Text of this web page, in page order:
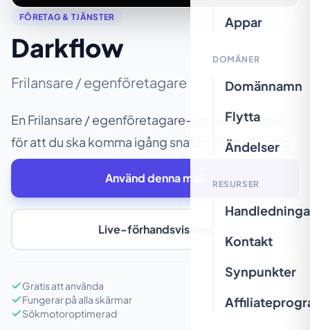
Appar
DOMÄNER
Domännamn
Flytta
Ändelser
RESURSER
Kontakt
Synpunkter
FÖRETAG & TJÄNSTER
Darkflow
Frilansare / egenföretagare
En Frilansare / egenföretagare-layout utformad
för att du ska komma igång snabbt med Wobbio.
Använd denna mall
Live-förhandsvisning
Gratis att använda
Fungerar på alla skärmar
Sökmotoroptimerad